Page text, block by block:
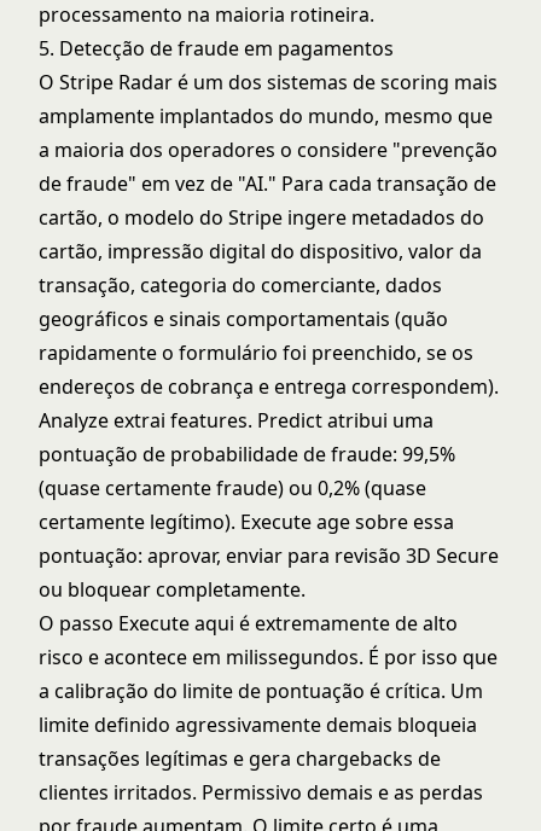
processamento na maioria rotineira.
5. Detecção de fraude em pagamentos
O Stripe Radar é um dos sistemas de scoring mais
amplamente implantados do mundo, mesmo que
a maioria dos operadores o considere "prevenção
de fraude" em vez de "AI." Para cada transação de
cartão, o modelo do Stripe ingere metadados do
cartão, impressão digital do dispositivo, valor da
transação, categoria do comerciante, dados
geográficos e sinais comportamentais (quão
rapidamente o formulário foi preenchido, se os
endereços de cobrança e entrega correspondem).
Analyze extrai features. Predict atribui uma
pontuação de probabilidade de fraude: 99,5%
(quase certamente fraude) ou 0,2% (quase
certamente legítimo). Execute age sobre essa
pontuação: aprovar, enviar para revisão 3D Secure
ou bloquear completamente.
O passo Execute aqui é extremamente de alto
risco e acontece em milissegundos. É por isso que
a calibração do limite de pontuação é crítica. Um
limite definido agressivamente demais bloqueia
transações legítimas e gera chargebacks de
clientes irritados. Permissivo demais e as perdas